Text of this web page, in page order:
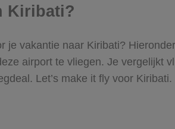
Kiribati?
je vakantie naar Kiribati?
airport te vliegen. Je vergelijkt
Let’s make it fly voor Kiribati.